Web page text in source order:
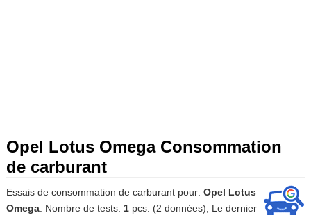
Opel Lotus Omega Consommation
de carburant
Essais de consommation de carburant pour: Opel Lotus
Omega. Nombre de tests: 1pcs. (2 données), Le dernier